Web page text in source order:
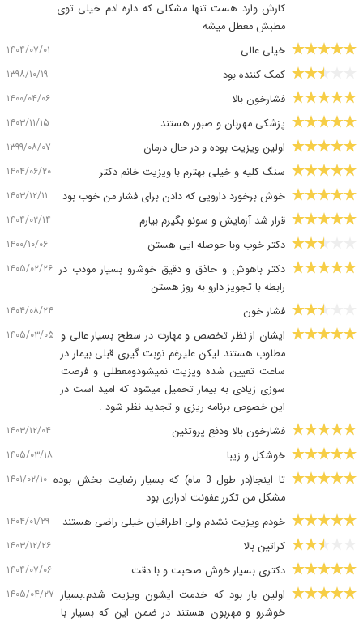
کارش وارد هست تنها مشکلی که داره ادم خیلی توی
مطبش معطل میشه
خیلی عالی ۱۴۰۴/۰۷/۰۱
کمک کننده بود ۱۳۹۸/۱۰/۱۹
فشارخون بالا ۱۴۰۰/۰۴/۰۶
پزشکی مهربان و صبور هستند ۱۴۰۳/۱۱/۱۵
اولین ویزیت بوده و در حال درمان ۱۳۹۹/۰۸/۰۷
سنگ کلیه و خیلی بهترم با ویزیت خانم دکتر ۱۴۰۴/۰۶/۲۰
خوش برخورد دارویی که دادن برای فشار من خوب بود ۱۴۰۳/۱۲/۱۱
قرار شد آزمایش و سونو بگیرم بیارم ۱۴۰۴/۰۲/۱۴
دکتر خوب وبا حوصله ایی هستن ۱۴۰۰/۱۰/۰۶
دکتر باهوش و حاذق و دقیق خوشرو بسیار مودب در
رابطه با تجویز دارو به روز هستن
۱۴۰۵/۰۲/۲۶
فشار خون ۱۴۰۴/۰۸/۲۴
ایشان از نظر تخصص و مهارت در سطح بسیار عالی و
مطلوب هستند لیکن علیرغم نوبت گیری قبلی بیمار در
ساعت تعیین شده ویزیت نمیشودومعطلی و فرصت
سوزی زیادی به بیمار تحمیل میشود که امید است در
این خصوص برنامه ریزی و تجدید نظر شود .
۱۴۰۵/۰۳/۰۵
فشارخون بالا ودفع پروتئین ۱۴۰۳/۱۲/۰۴
خوشکل و زیبا ۱۴۰۵/۰۳/۱۸
تا اینجا(در طول 3 ماه) که بسیار رضایت بخش بوده
مشکل من تکرر عفونت ادراری بود
۱۴۰۱/۰۲/۱۰
خودم ویزیت نشدم ولی اطرافیان خیلی راضی هستند ۱۴۰۴/۰۱/۲۹
کراتین بالا ۱۴۰۳/۱۲/۲۶
دکتری بسیار خوش صحبت و با دقت ۱۴۰۴/۰۷/۰۶
اولین بار بود که خدمت ایشون ویزیت شدم.بسیار
خوشرو و مهربون هستند در ضمن این که بسیار با
۱۴۰۵/۰۴/۲۷